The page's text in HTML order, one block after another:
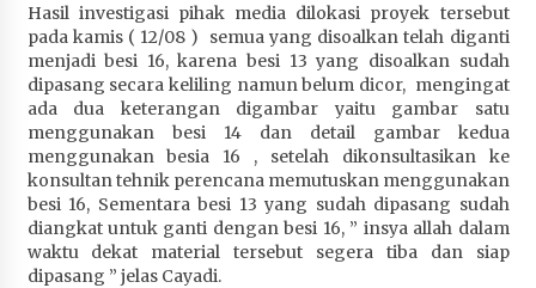
Hasil investigasi pihak media dilokasi proyek tersebut
pada kamis ( 12/08 ) semua yang disoalkan telah diganti
menjadi besi 16, karena besi 13 yang disoalkan sudah
dipasang secara keliling namun belum dicor, mengingat
ada dua keterangan digambar yaitu gambar satu
menggunakan besi 14 dan detail gambar kedua
menggunakan besia 16 , setelah dikonsultasikan ke
konsultan tehnik perencana memutuskan menggunakan
besi 16, Sementara besi 13 yang sudah dipasang sudah
diangkat untuk ganti dengan besi 16, ” insya allah dalam
waktu dekat material tersebut segera tiba dan siap
dipasang ” jelas Cayadi.